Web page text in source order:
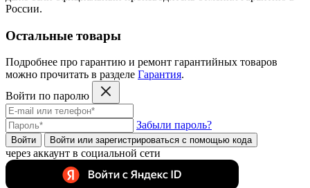
России.
Остальные товары
Подробнее про гарантию и ремонт гарантийных товаров
можно прочитать в разделе Гарантия.
Войти по паролю
Забыли пароль?
Войти Войти или зарегистрироватьcя с помощью кода
через аккаунт в социальной сети